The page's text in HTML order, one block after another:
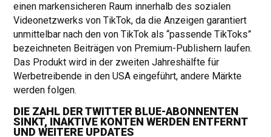
einen markensicheren Raum innerhalb des sozialen
Videonetzwerks von TikTok, da die Anzeigen garantiert
unmittelbar nach den von TikTok als “passende TikToks”
bezeichneten Beiträgen von Premium-Publishern laufen.
Das Produkt wird in der zweiten Jahreshälfte für
Werbetreibende in den USA eingeführt, andere Märkte
werden folgen.
DIE ZAHL DER TWITTER BLUE-ABONNENTEN
SINKT, INAKTIVE KONTEN WERDEN ENTFERNT
UND WEITERE UPDATES